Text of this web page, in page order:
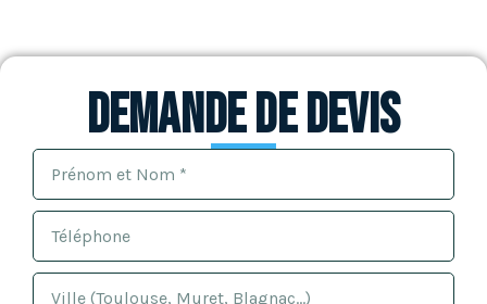
Demande de devis